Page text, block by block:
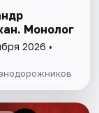
Монолог
2026 •